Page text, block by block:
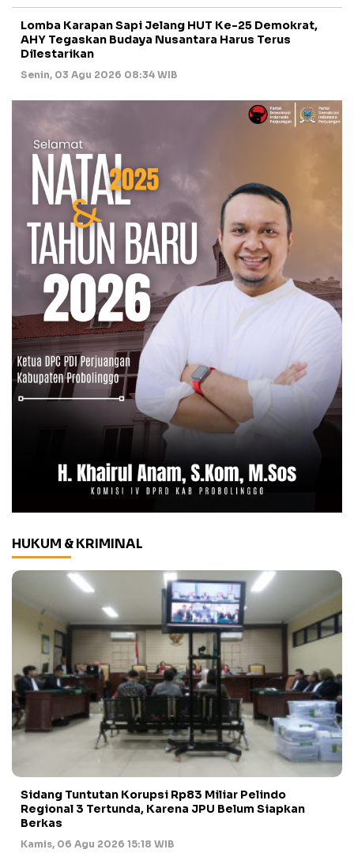
Lomba Karapan Sapi Jelang HUT Ke-25 Demokrat,
AHY Tegaskan Budaya Nusantara Harus Terus
Dilestarikan
Senin, 03 Agu 2026 08:34 WIB
HUKUM & KRIMINAL
Sidang Tuntutan Korupsi Rp83 Miliar Pelindo
Regional 3 Tertunda, Karena JPU Belum Siapkan
Berkas
Kamis, 06 Agu 2026 15:18 WIB